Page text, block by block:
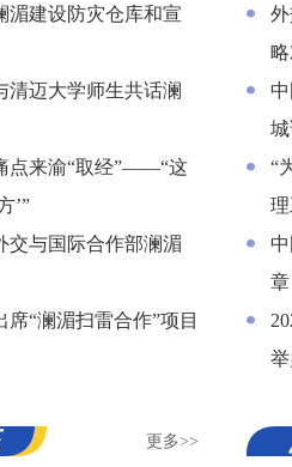
湄建设防灾仓库和宣
清迈大学师生共话澜
点来渝“取经”——“这
’”
交与国际合作部澜湄
“澜湄扫雷合作”项目
“
更多>>